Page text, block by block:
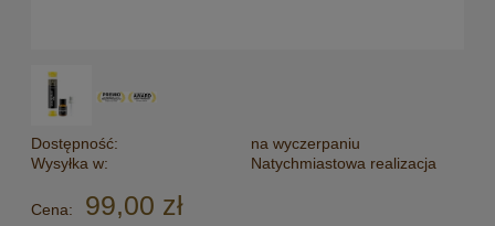
Dostępność:
na wyczerpaniu
Wysyłka w:
Natychmiastowa realizacja
Cena: 99,00 zł